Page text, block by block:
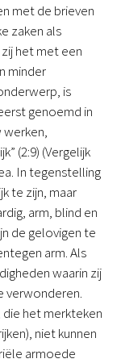
met de brieven
zaken als
het met een
minder
is
genoemd in
werken,
(2:9) (Vergelijk
In tegenstelling
te zijn, maar
arm, blind en
de gelovigen te
arm. Als
waarin zij
verwonderen.
het merkteken
niet kunnen
armoede